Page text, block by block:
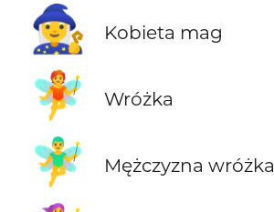
🧙‍♀️ Kobieta mag
🧚 Wróżka
🧚‍♂️ Mężczyzna wróżka